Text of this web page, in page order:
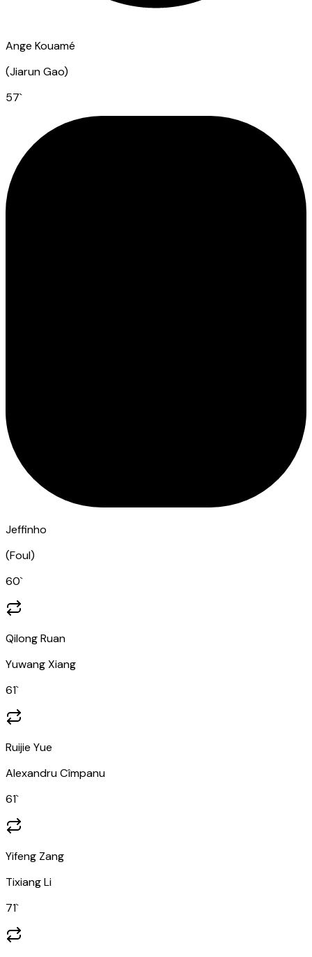
Ange Kouamé
(Jiarun Gao)
57`
Jeffinho
(Foul)
60`
Qilong Ruan
Yuwang Xiang
61`
Ruijie Yue
Alexandru Cîmpanu
61`
Yifeng Zang
Tixiang Li
71`